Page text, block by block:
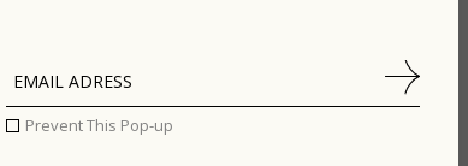
Prevent This Pop-up